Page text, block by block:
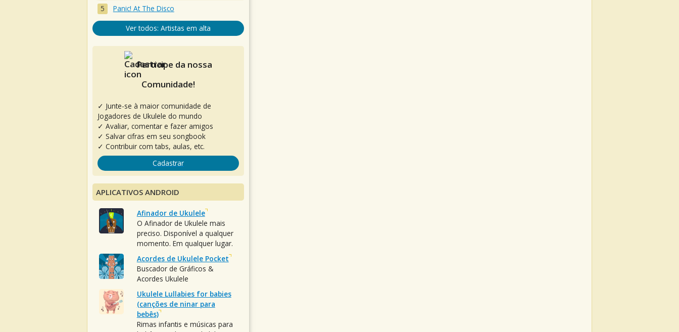
Panic! At The Disco
Ver todos: Artistas em alta
Participe da nossa
Comunidade!
✓ Junte-se à maior comunidade de
Jogadores de Ukulele do mundo
✓ Avaliar, comentar e fazer amigos
✓ Salvar cifras em seu songbook
✓ Contribuir com tabs, aulas, etc.
Cadastrar
APLICATIVOS ANDROID
Afinador de Ukulele
O Afinador de Ukulele mais
preciso. Disponível a qualquer
momento. Em qualquer lugar.
Acordes de Ukulele Pocket
Buscador de Gráficos &
Acordes Ukulele
Ukulele Lullabies for babies
(canções de ninar para
bebês)
Rimas infantis e músicas para